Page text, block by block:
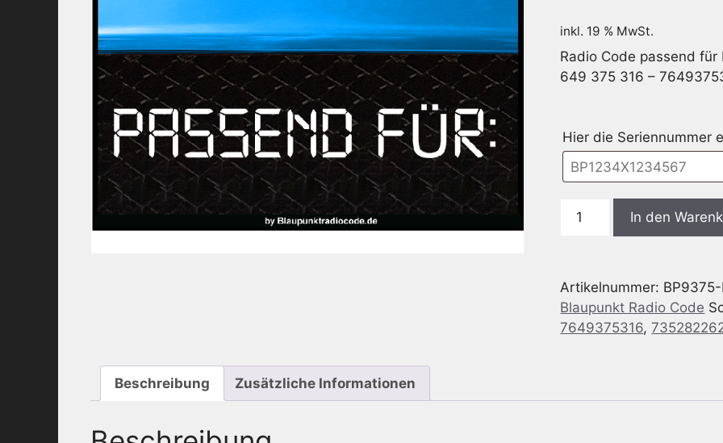
inkl. 19 % MwSt.
Radio Code passend für
649 375 316 –
Hier die Seriennummer
Blaupunkt
MID
-
7
In den
Artikelnummer:
Blaupunkt Radio Code
7649375316,
Beschreibung Zusätzliche Informationen